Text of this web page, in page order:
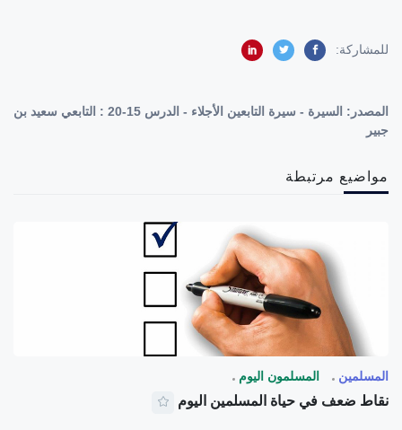
للمشاركة:
المصدر:
السيرة - سيرة التابعين الأجلاء - الدرس 15-20 : التابعي سعيد بن
جبير
مواضيع مرتبطة
المسلمين المسلمون اليوم
نقاط ضعف في حياة المسلمين اليوم